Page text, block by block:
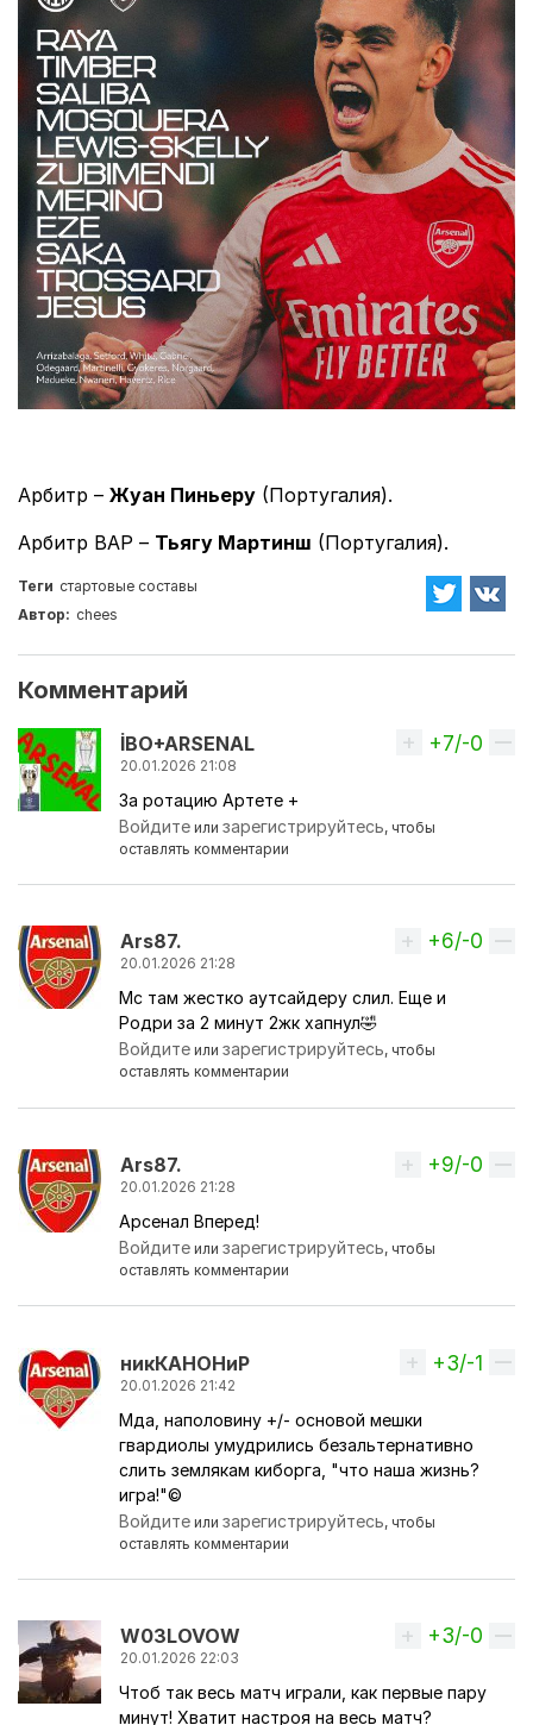
Арбитр – Жуан Пиньеру (Португалия).
Арбитр ВАР – Тьягу Мартинш (Португалия).
Теги стартовые составы
Автор: chees
Комментарий
İBO+ARSENAL
20.01.2026 21:08
Вверх
+7/-0
За ротацию Артете +
Войдите илизарегистрируйтесь, чтобы
оставлять комментарии
Ars87.
20.01.2026 21:28
Вверх
+6/-0
Мс там жестко аутсайдеру слил. Еще и
Родри за 2 минут 2жк хапнул🤣
Войдите илизарегистрируйтесь, чтобы
оставлять комментарии
Ars87.
20.01.2026 21:28
Вверх
+9/-0
Арсенал Вперед!
Войдите илизарегистрируйтесь, чтобы
оставлять комментарии
никКАНОНиР
20.01.2026 21:42
Вверх
+3/-1
Мда, наполовину +/- основой мешки
гвардиолы умудрились безальтернативно
слить землякам киборга, "что наша жизнь?
игра!"©
Войдите илизарегистрируйтесь, чтобы
оставлять комментарии
W03LOVOW
20.01.2026 22:03
Вверх
+3/-0
Чтоб так весь матч играли, как первые пару
минут! Хватит настроя на весь матч?